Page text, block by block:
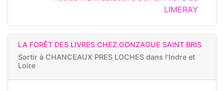
LIMERAY
LA FORÊT DES LIVRES CHEZ GONZAGUE SAINT BRIS
Sortir à CHANCEAUX PRES LOCHES dans l'Indre et
Loire